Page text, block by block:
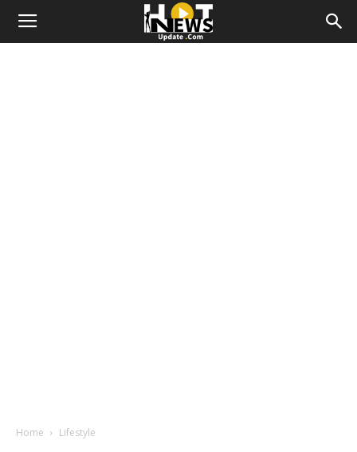
Home Lifestyle